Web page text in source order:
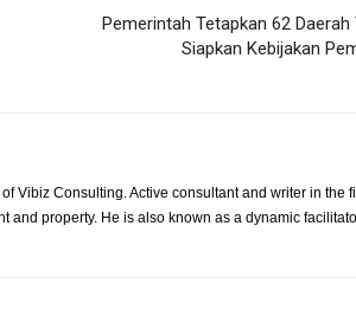
Pemerintah Tetapkan 62 Daerah
Siapkan Kebijakan
Vibiz Consulting. Active consultant and writer in the
and property. He is also known as a dynamic